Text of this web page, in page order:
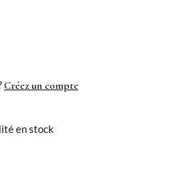
Créez un compte
en stock